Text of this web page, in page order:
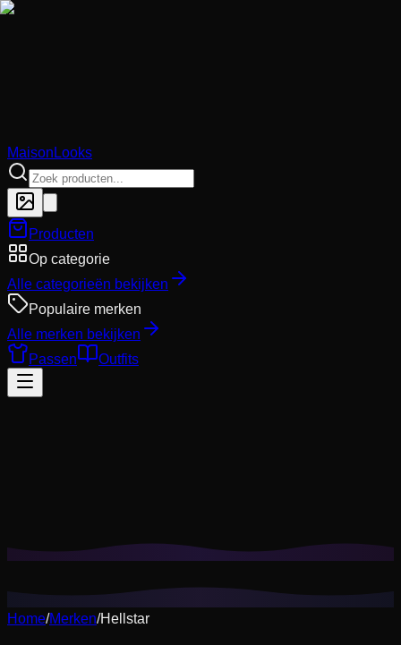
MaisonLooks
Producten
Op categorie
Alle categorieën bekijken
Populaire merken
Alle merken bekijken
Passen
Outfits
Home/Merken/Hellstar